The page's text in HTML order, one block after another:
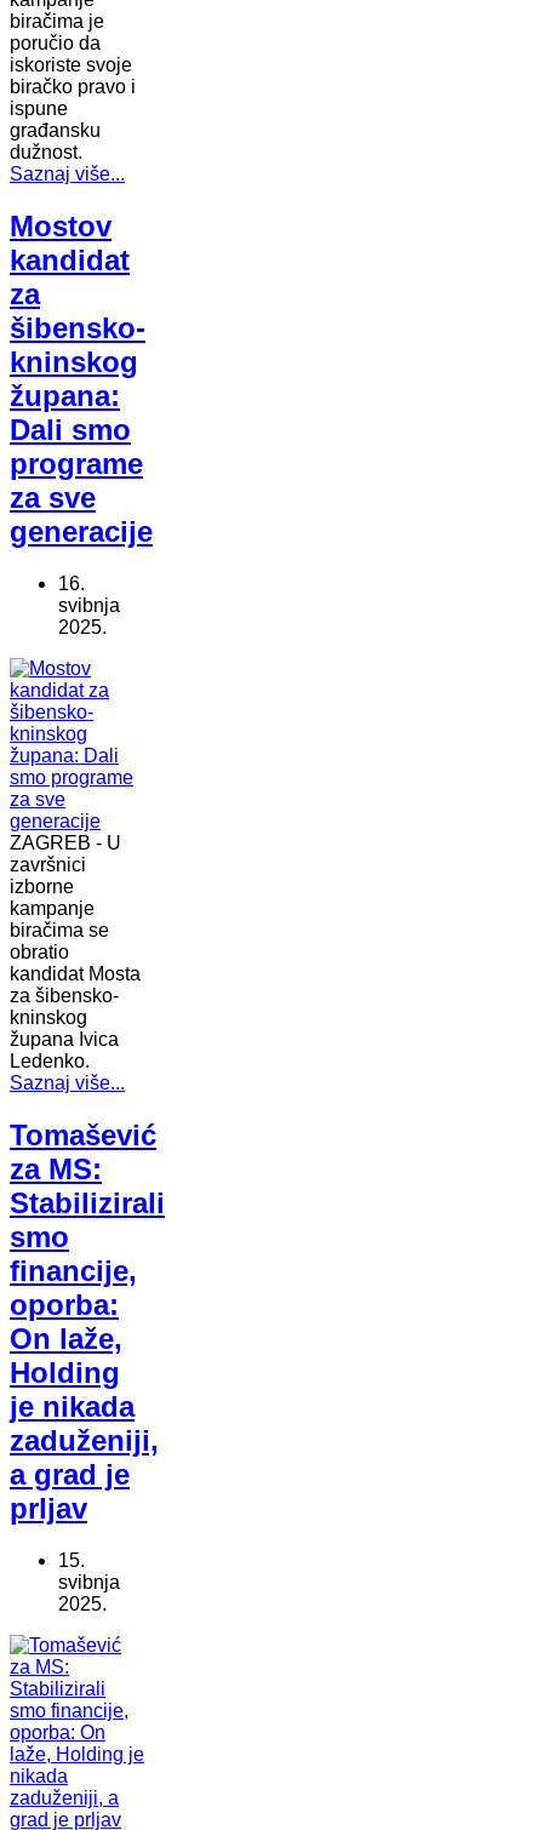
biračima je
poručio da
iskoriste svoje
biračko pravo i
ispune
građansku
dužnost.
Saznaj više...
Mostov
kandidat
za
šibensko-
kninskog
župana:
Dali smo
programe
za sve
generacije
16.
svibnja
2025.
ZAGREB - U
završnici
izborne
kampanje
biračima se
obratio
kandidat Mosta
za šibensko-
kninskog
župana Ivica
Ledenko.
Saznaj više...
Tomašević
za MS:
Stabilizirali
smo
financije,
oporba:
On laže,
Holding
je nikada
zaduženiji,
a grad je
prljav
15.
svibnja
2025.